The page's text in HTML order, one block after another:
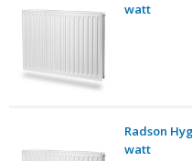
watt
Radson
watt